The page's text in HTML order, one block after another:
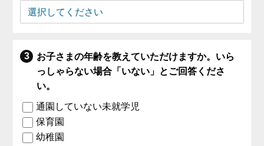
お子さまの年齢を教えていただけますか。いら
っしゃらない場合「いない」とご回答くださ
い。
通園していない未就学児
保育園
幼稚園